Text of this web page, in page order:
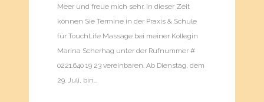
Meer und freue mich sehr. In dieser Zeit
können Sie Termine in der Praxis & Schule
für TouchLife Massage bei meiner Kollegin
Marina Scherhag unter der Rufnummer #
0221.640 19 23 vereinbaren. Ab Dienstag, dem
29. Juli, bin...